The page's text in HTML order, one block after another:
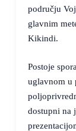
području
glavnim
Kikindi.
Postoje
uglavnom u
dostupni na